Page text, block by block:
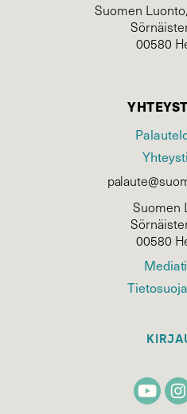
Suomen
00580
Suomen
00580